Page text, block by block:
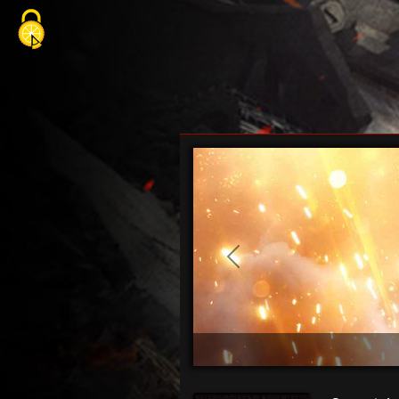
Previous
Cookie-Einstellungen